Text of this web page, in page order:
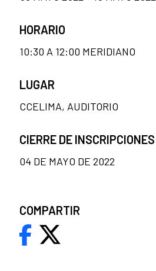
HORARIO
10:30 A 12:00 MERIDIANO
LUGAR
CCELIMA, AUDITORIO
CIERRE DE INSCRIPCIONES
04 DE MAYO DE 2022
COMPARTIR